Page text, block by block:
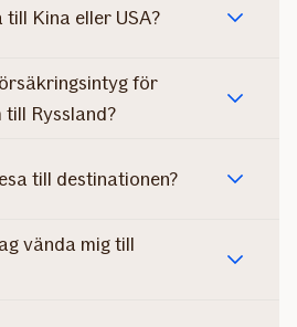
Kina eller USA?
för
till Ryssland?
till destinationen?
vända mig till